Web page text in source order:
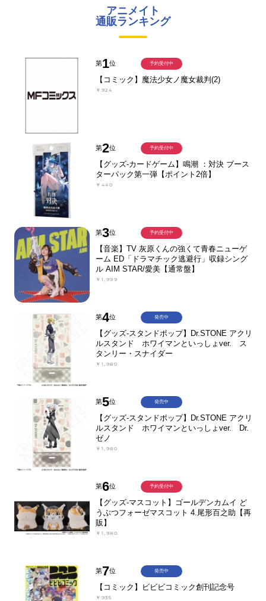
アニメイト
通販ランキング
第1位
【コミック】魔法少女ノ魔女裁判(2)
￥924
予約受付中
第2位
【グッズ-カードゲーム】鳴潮 ：対決 ブース
ターパック第一弾【ポイント2倍】
￥440
予約受付中
第3位
【音楽】TV 灰原くんの強くて青春ニューゲ
ーム ED「ドラマチック逃避行」収録シング
ル AIM STAR/愛美【通常盤】
￥1,999
予約受付中
第4位
【グッズ-スタンドポップ】Dr.STONE アクリ
ルスタンド ホワイマンといっしょver. ス
タンリー・スナイダー
￥1,980
発売中
第5位
【グッズ-スタンドポップ】Dr.STONE アクリ
ルスタンド ホワイマンといっしょver. Dr.
ゼノ
￥1,980
発売中
第6位
【グッズ-マスコット】ゴールデンカムイ ど
うぶつフォーゼマスコット 4.尾形百之助【再
販】
￥1,980
予約受付中
第7位
【コミック】ビビビコミック創刊記念号
￥935
発売中